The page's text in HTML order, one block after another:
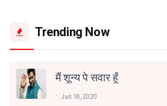
Trending Now
मैं शून्य पे सवार हूँ
Jun 16, 2020